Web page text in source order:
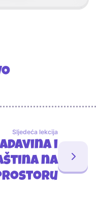
Sljedeća lekcija
i
na